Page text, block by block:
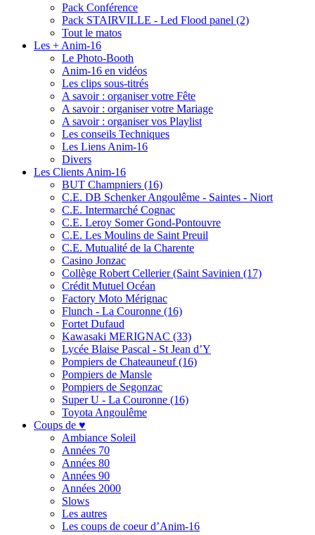
Pack Conférence
Pack STAIRVILLE - Led Flood panel (2)
Tout le matos
Les + Anim-16
Le Photo-Booth
Anim-16 en vidéos
Les clips sous-titrés
A savoir : organiser votre Fête
A savoir : organiser votre Mariage
A savoir : organiser vos Playlist
Les conseils Techniques
Les Liens Anim-16
Divers
Les Clients Anim-16
BUT Champniers (16)
C.E. DB Schenker Angoulême - Saintes - Niort
C.E. Intermarché Cognac
C.E. Leroy Somer Gond-Pontouvre
C.E. Les Moulins de Saint Preuil
C.E. Mutualité de la Charente
Casino Jonzac
Collège Robert Cellerier (Saint Savinien (17)
Crédit Mutuel Océan
Factory Moto Mérignac
Flunch - La Couronne (16)
Fortet Dufaud
Kawasaki MERIGNAC (33)
Lycée Blaise Pascal - St Jean d’Y
Pompiers de Chateauneuf (16)
Pompiers de Mansle
Pompiers de Segonzac
Super U - La Couronne (16)
Toyota Angoulême
Coups de ♥
Ambiance Soleil
Années 70
Années 80
Années 90
Années 2000
Slows
Les autres
Les coups de coeur d’Anim-16